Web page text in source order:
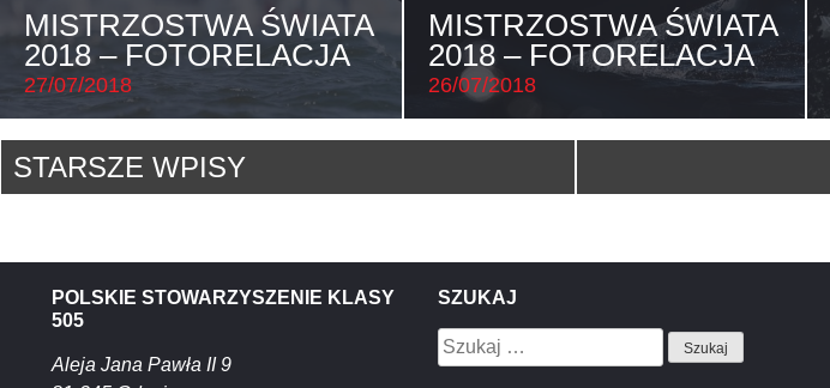
MISTRZOSTWA ŚWIATA
2018 – FOTORELACJA
27/07/2018
MISTRZOSTWA ŚWIATA
2018 – FOTORELACJA
26/07/2018
Nawigacja
poSTARSZE WPISY
POLSKIE STOWARZYSZENIE KLASY
505
Aleja Jana Pawła II 9
SZUKAJ
Szukaj: